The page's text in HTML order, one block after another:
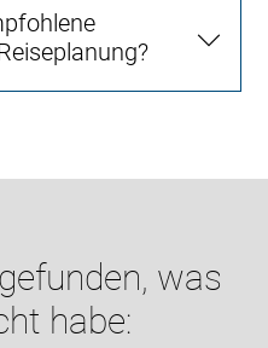
was
habe: